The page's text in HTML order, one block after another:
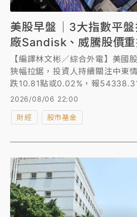
美股早盤｜3大指數平
廠Sandisk、威騰股價
【編譯林文彬／綜合外電】美國
狹幅拉鋸，投資人持續關注中東
跌10.81點或0.02%，報
0.2%至7737.05點，那斯達克綜
2026/08/06 22:00
財經 股市基金